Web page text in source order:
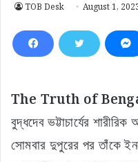
TOB Desk August 1,
The Truth of
বুদ্ধদেব ভট্টাচার্যের
সোমবার দুপুরের পর তাঁকে